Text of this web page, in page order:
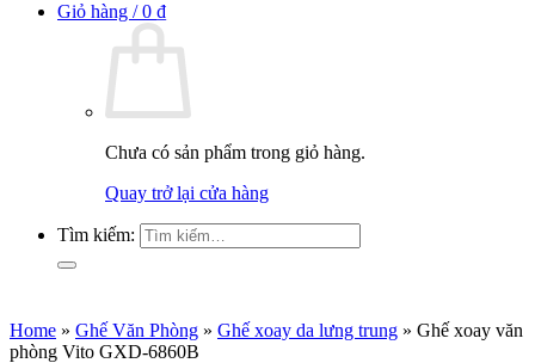
Giỏ hàng /0 ₫
Chưa có sản phẩm trong giỏ hàng.
Quay trở lại cửa hàng
Tìm kiếm:
Home » Ghế Văn Phòng » Ghế xoay da lưng trung » Ghế xoay văn
phòng Vito GXD-6860B